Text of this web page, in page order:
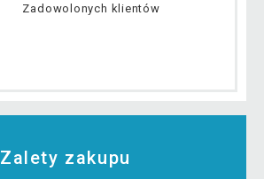
Zadowolonych klientów
Zalety zakupu